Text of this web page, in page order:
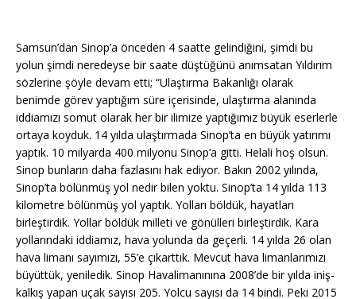
Samsun’dan Sinop’a önceden 4 saatte gelindiğini, şimdi bu
yolun şimdi neredeyse bir saate düştüğünü anımsatan Yıldırım
sözlerine şöyle devam etti; “Ulaştırma Bakanlığı olarak
benimde görev yaptığım süre içerisinde, ulaştırma alanında
iddiamızı somut olarak her bir ilimize yaptığımız büyük eserlerle
ortaya koyduk. 14 yılda ulaştırmada Sinop’ta en büyük yatırımı
yaptık. 10 milyarda 400 milyonu Sinop’a gitti. Helali hoş olsun.
Sinop bunların daha fazlasını hak ediyor. Bakın 2002 yılında,
Sinop’ta bölünmüş yol nedir bilen yoktu. Sinop’ta 14 yılda 113
kilometre bölünmüş yol yaptık. Yolları böldük, hayatları
birleştirdik. Yollar böldük milleti ve gönülleri birleştirdik. Kara
yollarındaki iddiamız, hava yolunda da geçerli. 14 yılda 26 olan
hava limanı sayımızı, 55’e çıkarttık. Mevcut hava limanlarımızı
büyüttük, yeniledik. Sinop Havalimanınına 2008’de bir yılda iniş-
kalkış yapan uçak sayısı 205. Yolcu sayısı da 14 bindi. Peki 2015